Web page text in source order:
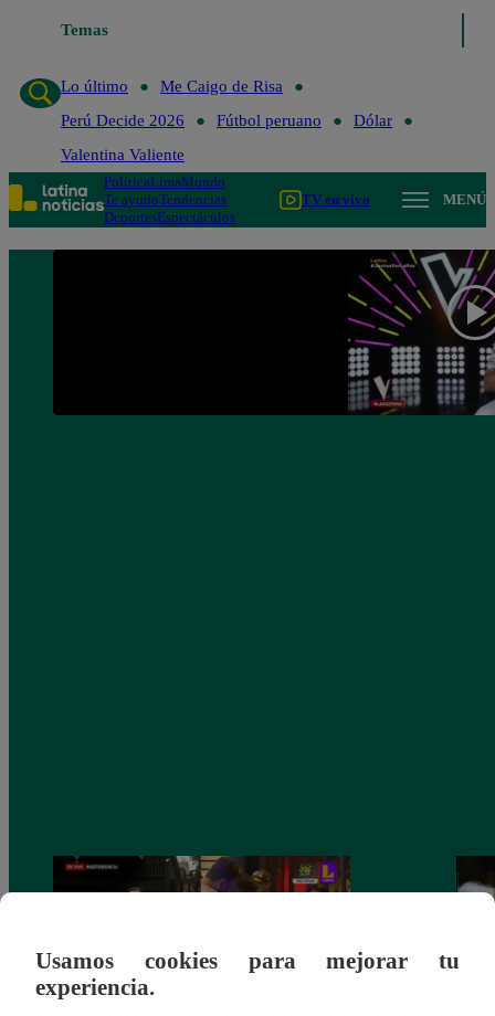
Temas
Lo último
Me Caigo de Risa
Perú Decide 2026
Fútbol peruano
Dólar
Valentina Valiente
PolíticaLimaMundo
Te ayudoTendencias
DeportesEspectáculos
TV en vivo MENÚ
Usamos cookies para mejorar tu
experiencia.